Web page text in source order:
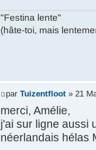
"Festina lente"
(hâte-toi, mais
par Tuizentfloot» 21
merci, Amélie,
j'ai sur ligne aussi
néerlandais hélas